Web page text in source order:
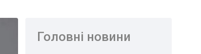
Головні новини